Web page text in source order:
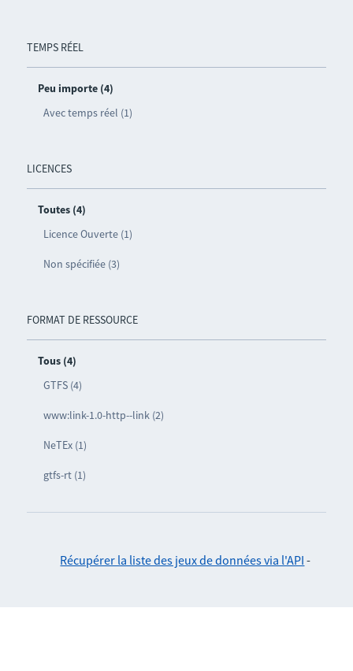
TEMPS RÉEL
Peu importe (4)
Avec temps réel (1)
LICENCES
Toutes (4)
Licence Ouverte (1)
Non spécifiée (3)
FORMAT DE RESSOURCE
Tous (4)
GTFS (4)
www:link-1.0-http--link (2)
NeTEx (1)
gtfs-rt (1)
Récupérer la liste des jeux de données via l'API -